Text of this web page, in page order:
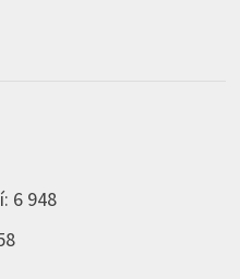
6 948